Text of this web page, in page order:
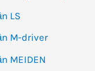
LS
M-driver
MEIDEN